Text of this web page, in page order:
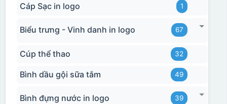
Cáp Sạc in logo 1
Biểu trưng - Vinh danh in logo 67
Cúp thể thao 32
Bình dầu gội sữa tắm 49
Bình đựng nước in logo 39